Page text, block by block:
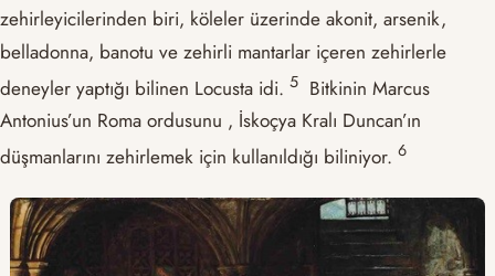
zehirleyicilerinden biri, köleler üzerinde akonit, arsenik,
belladonna, banotu ve zehirli mantarlar içeren zehirlerle
deneyler yaptığı bilinen Locusta idi. ​5​ Bitkinin Marcus
Antonius’un Roma ordusunu , İskoçya Kralı Duncan’ın
düşmanlarını zehirlemek için kullanıldığı biliniyor. ​6​